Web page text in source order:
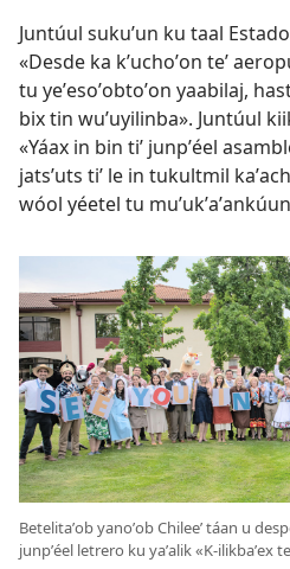
Juntúul sukuʼun ku taal
«Desde ka kʼuchoʼon teʼ
tu yeʼesoʼobtoʼon yaabilaj,
bix tin wuʼuyilinba». Juntúul
«Yáax in bin tiʼ junpʼéel
jatsʼuts tiʼ le in tukultmil
wóol yéetel tu
Betelitaʼob yanoʼob Chileeʼ táan u
junpʼéel letrero ku yaʼalik «K-ilikbaʼex